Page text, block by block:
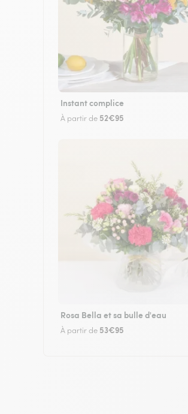
Instant complice
À partir de 52€95
Rosa Bella et sa bulle d'eau
À partir de 53€95